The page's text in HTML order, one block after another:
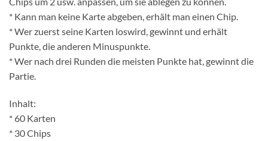
* Kann man keine Karte abgeben, erhält man einen Chip.
* Wer zuerst seine Karten loswird, gewinnt und erhält
Punkte, die anderen Minuspunkte.
* Wer nach drei Runden die meisten Punkte hat, gewinnt die
Partie.
Inhalt:
* 60 Karten
* 30 Chips